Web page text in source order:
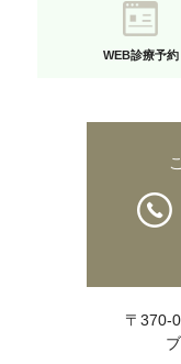
WEB診療予約
〒370-